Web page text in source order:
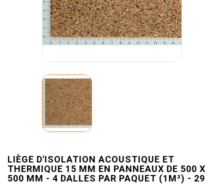
LIÈGE D'ISOLATION ACOUSTIQUE ET
THERMIQUE 15 MM EN PANNEAUX DE 500 X
500 MM - 4 DALLES PAR PAQUET (1M²) - 29